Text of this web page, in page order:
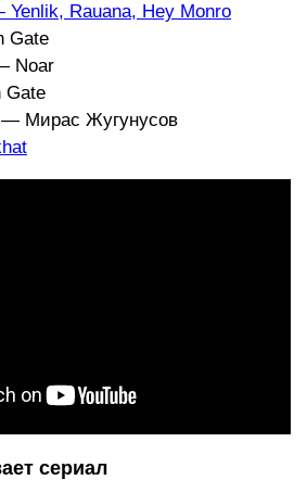
Rauana, Hey Monro
Gate
Noar
— Мирас Жугунусов
сериал